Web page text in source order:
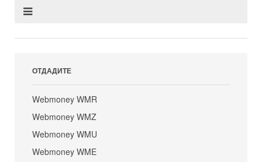
ОТДАДИТЕ
Webmoney WMR
Webmoney WMZ
Webmoney WMU
Webmoney WME